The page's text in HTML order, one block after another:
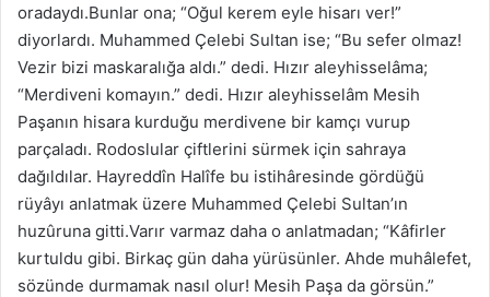
oradaydı.Bunlar ona; “Oğul kerem eyle hisarı ver!”
diyorlardı. Muhammed Çelebi Sultan ise; “Bu sefer olmaz!
Vezir bizi maskaralığa aldı.” dedi. Hızır aleyhisselâma;
“Merdiveni komayın.” dedi. Hızır aleyhisselâm Mesih
Paşanın hisara kurduğu merdivene bir kamçı vurup
parçaladı. Rodoslular çiftlerini sürmek için sahraya
dağıldılar. Hayreddîn Halîfe bu istihâresinde gördüğü
rüyâyı anlatmak üzere Muhammed Çelebi Sultan’ın
huzûruna gitti.Varır varmaz daha o anlatmadan; “Kâfirler
kurtuldu gibi. Birkaç gün daha yürüsünler. Ahde muhâlefet,
sözünde durmamak nasıl olur! Mesih Paşa da görsün.”